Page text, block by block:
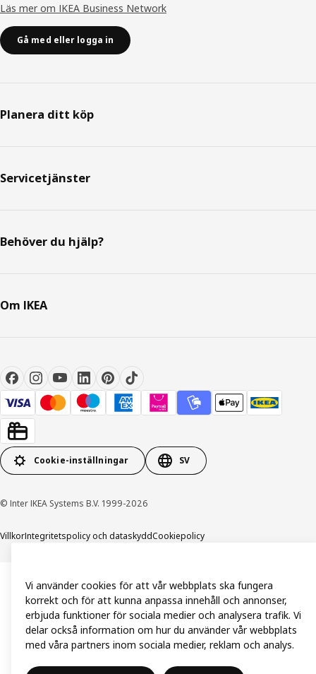
Läs mer om IKEA Business Network
Gå med eller logga in
Planera ditt köp
Servicetjänster
Behöver du hjälp?
Om IKEA
Cookie-inställningar SV
© Inter IKEA Systems B.V. 1999-2026
VillkorIntegritetspolicy och dataskyddCookiepolicy
Vi använder cookies för att vår webbplats ska fungera
korrekt och för att kunna anpassa innehåll och annonser,
erbjuda funktioner för sociala medier och analysera trafik. Vi
delar också information om hur du använder vår webbplats
med våra partners inom sociala medier, reklam och analys.